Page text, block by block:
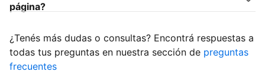
página?
¿Tenés más dudas o consultas? Encontrá respuestas a
todas tus preguntas en nuestra sección de preguntas
frecuentes